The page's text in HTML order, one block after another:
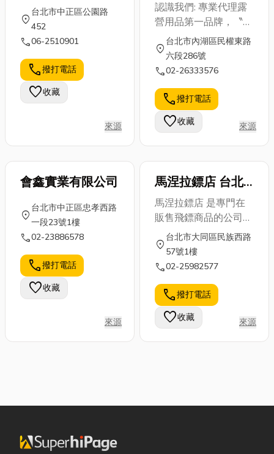
location_on
台北市中正區公園路
452
call06-2510901
call撥打電話
favorite收藏
來源
認識我們: 專業代理露
營用品第一品牌，〝
日本鹿牌 〞(CAPTAIN
STAG)露營休閒用品。
■ 專業販賣各式露營
車輛代為規劃、設計、
施工 ■ 使用中之車輛作
選擇性改裝(不限車種)
location_on
台北市內湖區民權東路
六段286號
call02-26333576
call撥打電話
favorite收藏 來源
會鑫實業有限公司
location_on
台北市中正區忠孝西路
一段23號1樓
call02-23886578
call撥打電話
favorite收藏
來源
馬涅拉鏢店 台北
旗艦館
馬涅拉鏢店 是專門在
販售飛鏢商品的公司：
中文名稱是由英文
(MANI\'eRA Darts
Shop)直譯，而
文，意思等同：
Fashion。MANI\'eRA
Darts Shop = 馬涅拉鏢
見。 其實飛鏢在台灣
location_on
台北市大同區民族西路
57號1樓
call02-25982577
call撥打電話
favorite收藏 來源